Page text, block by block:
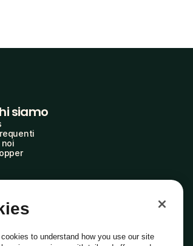
siamo
noi
to understand how you use our site